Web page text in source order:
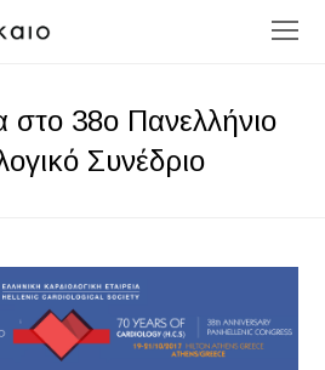
στο 38ο Πανελλήνιο
Συνέδριο